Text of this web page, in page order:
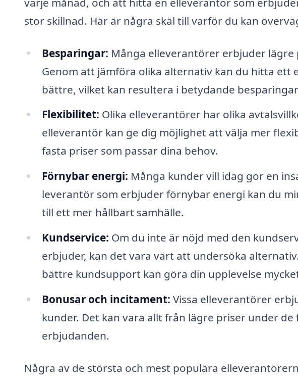
stor skillnad. Här är några skäl till varför du kan
Besparingar: Många elleverantörer erbjuder
Genom att jämföra olika alternativ kan du hitta ett
bättre, vilket kan resultera i betydande
Flexibilitet: Olika elleverantörer har olika
elleverantör kan ge dig möjlighet att välja mer
fasta priser som passar dina behov.
Förnybar energi: Många kunder vill idag gör en
leverantör som erbjuder förnybar energi kan du
till ett mer hållbart samhälle.
Kundservice: Om du inte är nöjd med den
erbjuder, kan det vara värt att undersöka
bättre kundsupport kan göra din upplevelse
Bonusar och incitament: Vissa elleverantörer
kunder. Det kan vara allt från lägre priser under
erbjudanden.
Några av de största och mest populära